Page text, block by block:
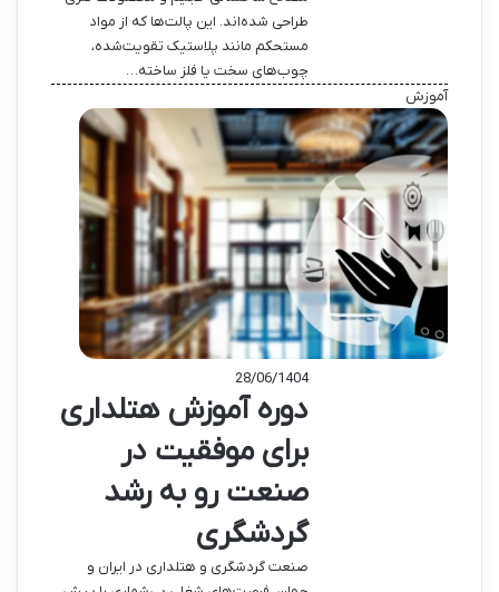
طراحی شده‌اند. این پالت‌ها که از مواد
مستحکم مانند پلاستیک تقویت‌شده،
چوب‌های سخت یا فلز ساخته…
آموزش
28/06/1404
دوره آموزش هتلداری
برای موفقیت در
صنعت رو به رشد
گردشگری
صنعت گردشگری و هتلداری در ایران و